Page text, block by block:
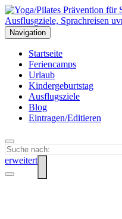
Navigation
Startseite
Feriencamps
Urlaub
Kindergeburtstag
Ausflugsziele
Blog
Eintragen/Editieren
erweitert